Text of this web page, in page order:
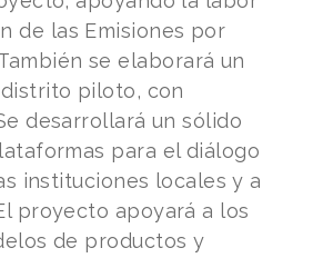
de las Emisiones por
se elaborará un
piloto, con
desarrollará un sólido
para el diálogo
instituciones locales y a
proyecto apoyará a los
de productos y